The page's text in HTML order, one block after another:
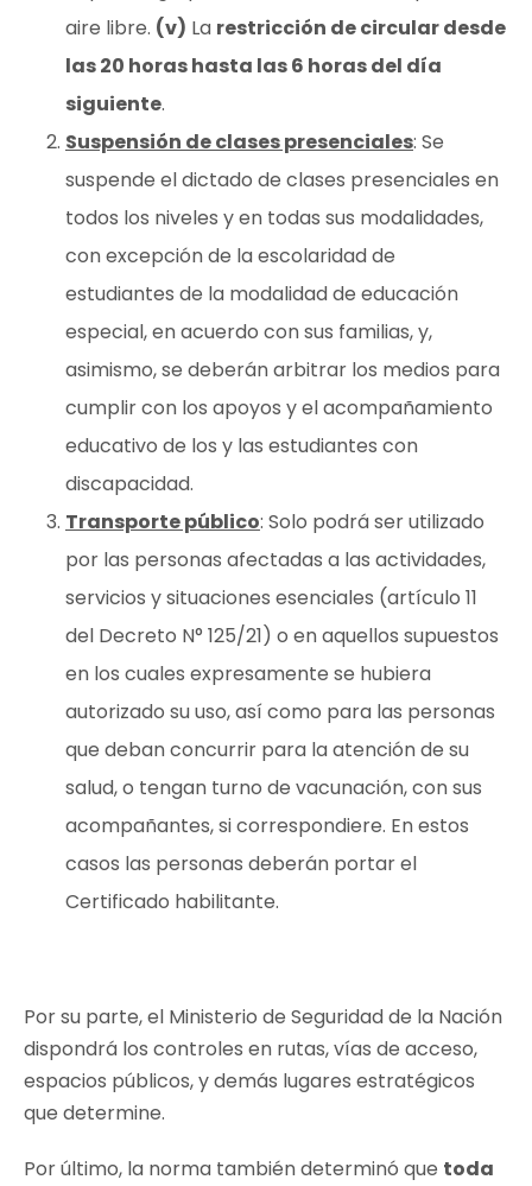
aire libre. (v) La restricción de circular desde
las 20 horas hasta las 6 horas del día
siguiente.
Suspensión de clases presenciales: Se
suspende el dictado de clases presenciales en
todos los niveles y en todas sus modalidades,
con excepción de la escolaridad de
estudiantes de la modalidad de educación
especial, en acuerdo con sus familias, y,
asimismo, se deberán arbitrar los medios para
cumplir con los apoyos y el acompañamiento
educativo de los y las estudiantes con
discapacidad.
Transporte público: Solo podrá ser utilizado
por las personas afectadas a las actividades,
servicios y situaciones esenciales (artículo 11
del Decreto N° 125/21) o en aquellos supuestos
en los cuales expresamente se hubiera
autorizado su uso, así como para las personas
que deban concurrir para la atención de su
salud, o tengan turno de vacunación, con sus
acompañantes, si correspondiere. En estos
casos las personas deberán portar el
Certificado habilitante.
Por su parte, el Ministerio de Seguridad de la Nación
dispondrá los controles en rutas, vías de acceso,
espacios públicos, y demás lugares estratégicos
que determine.
Por último, la norma también determinó que toda